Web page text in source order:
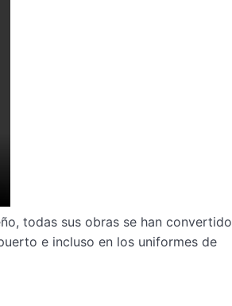
todas sus obras se han convertido
e incluso en los uniformes de